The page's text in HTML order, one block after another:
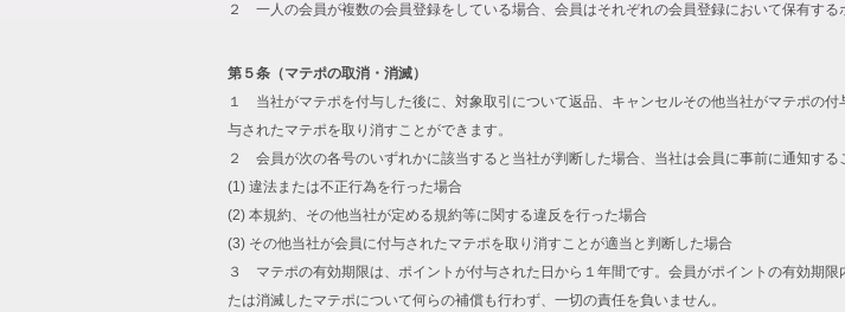
２ 一人の会員が複数の会員登録をしている場合、会員はそれぞれの会員登録において保有する
第５条（マテポの取消・消滅）
１ 当社がマテポを付与した後に、対象取引について返品、キャンセルその他当社がマテポの
与されたマテポを取り消すことができます。
２ 会員が次の各号のいずれかに該当すると当社が判断した場合、当社は会員に事前に通知す
(1) 違法または不正行為を行った場合
(2) 本規約、その他当社が定める規約等に関する違反を行った場合
(3) その他当社が会員に付与されたマテポを取り消すことが適当と判断した場合
３ マテポの有効期限は、ポイントが付与された日から１年間です。会員がポイントの有効期
たは消滅したマテポについて何らの補償も行わず、一切の責任を負いません。